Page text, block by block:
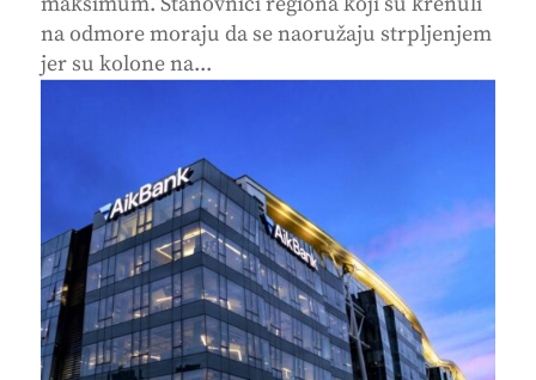
na odmore moraju da se naoružaju strpljenjem
jer su kolone na...